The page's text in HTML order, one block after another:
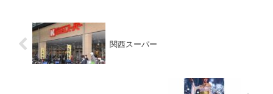
関西スーパー